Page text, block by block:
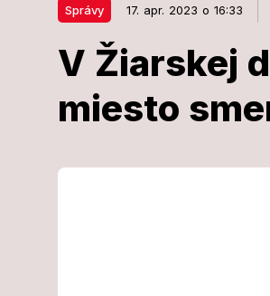
Správy 17. apr. 2023 o 16:33
V Žiarskej
miesto
Správy
V